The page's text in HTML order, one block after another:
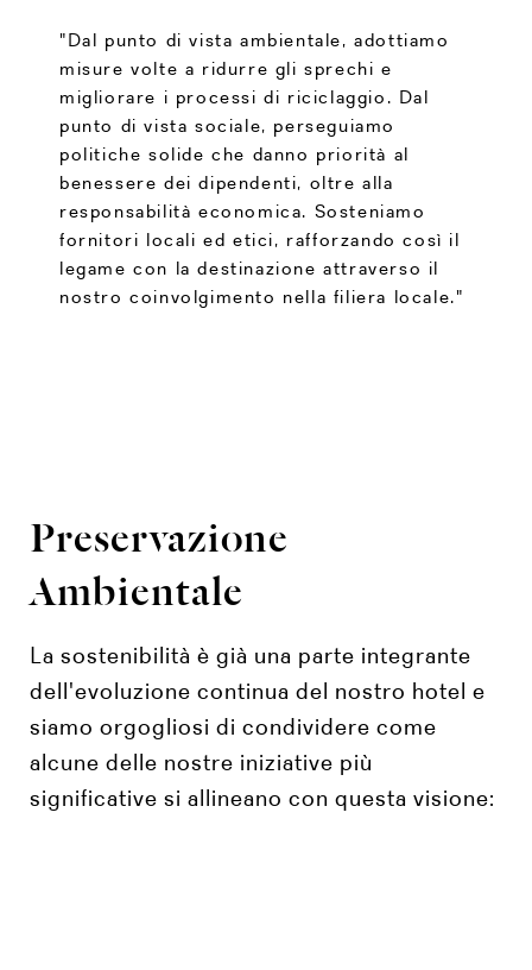
"Dal punto di vista ambientale, adottiamo
misure volte a ridurre gli sprechi e
migliorare i processi di riciclaggio. Dal
punto di vista sociale, perseguiamo
politiche solide che danno priorità al
benessere dei dipendenti, oltre alla
responsabilità economica. Sosteniamo
fornitori locali ed etici, rafforzando così il
legame con la destinazione attraverso il
nostro coinvolgimento nella filiera locale."
Preservazione
Ambientale
La sostenibilità è già una parte integrante
dell'evoluzione continua del nostro hotel e
siamo orgogliosi di condividere come
alcune delle nostre iniziative più
significative si allineano con questa visione: